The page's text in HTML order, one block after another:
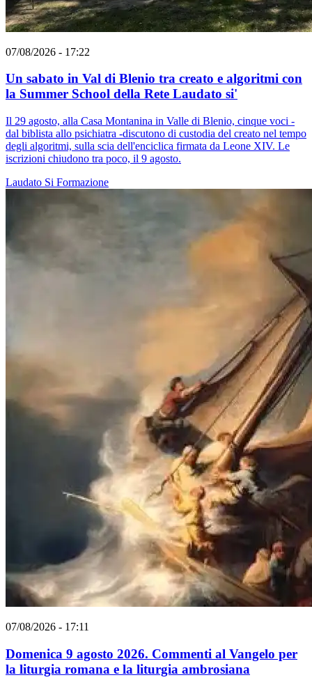
07/08/2026 - 17:22
Un sabato in Val di Blenio tra creato e algoritmi con
la Summer School della Rete Laudato si'
Il 29 agosto, alla Casa Montanina in Valle di Blenio, cinque voci -
dal biblista allo psichiatra -discutono di custodia del creato nel tempo
degli algoritmi, sulla scia dell'enciclica firmata da Leone XIV. Le
iscrizioni chiudono tra poco, il 9 agosto.
Laudato Si Formazione
07/08/2026 - 17:11
Domenica 9 agosto 2026. Commenti al Vangelo per
la liturgia romana e la liturgia ambrosiana